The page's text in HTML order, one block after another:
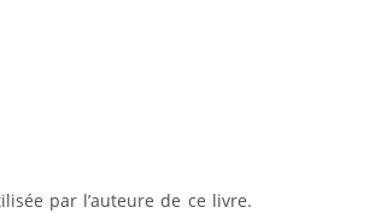
par l’auteure de ce livre.